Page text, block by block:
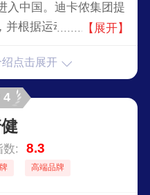
入中国。迪卡侬集团提
并根据运动类别的不
动爱好者，迪卡侬都能
种创意类运动产品，其
品具有较高的性价比。
【展开】
点击展开
4
数: 8.3
高端品牌